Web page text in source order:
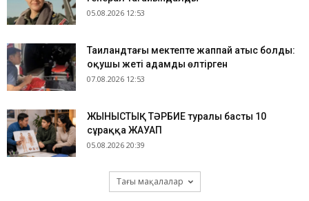
05.08.2026 12:53
Таиландтағы мектепте жаппай атыс болды:
оқушы жеті адамды өлтірген
07.08.2026 12:53
ЖЫНЫСТЫҚ ТӘРБИЕ туралы басты 10
сұраққа ЖАУАП
05.08.2026 20:39
Тағы мақалалар